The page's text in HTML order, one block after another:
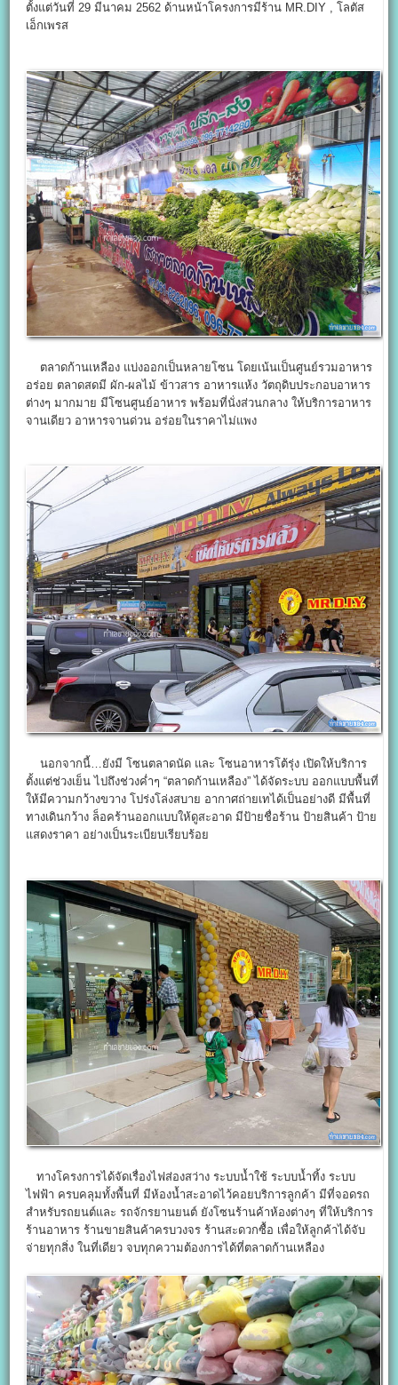
ตั้งแต่วันที่ 29 มีนาคม 2562 ด้านหน้าโครงการมีร้าน MR.DIY , โลตัส
เอ็กเพรส
ตลาดก้านเหลือง แบ่งออกเป็นหลายโซน โดยเน้นเป็นศูนย์รวมอาหาร
อร่อย ตลาดสดมี ผัก-ผลไม้ ข้าวสาร อาหารแห้ง วัตถุดิบประกอบอาหาร
ต่างๆ มากมาย มีโซนศูนย์อาหาร พร้อมที่นั่งส่วนกลาง ให้บริการอาหาร
จานเดียว อาหารจานด่วน อร่อยในราคาไม่แพง
นอกจากนี้…ยังมี โซนตลาดนัด และ โซนอาหารโต้รุ่ง เปิดให้บริการ
ตั้งแต่ช่วงเย็น ไปถึงช่วงค่ำๆ “ตลาดก้านเหลือง” ได้จัดระบบ ออกแบบพื้นที่
ให้มีความกว้างขวาง โปร่งโล่งสบาย อากาศถ่ายเทได้เป็นอย่างดี มีพื้นที่
ทางเดินกว้าง ล็อคร้านออกแบบให้ดูสะอาด มีป้ายชื่อร้าน ป้ายสินค้า ป้าย
แสดงราคา อย่างเป็นระเบียบเรียบร้อย
ทางโครงการได้จัดเรื่องไฟส่องสว่าง ระบบน้ำใช้ ระบบน้ำทิ้ง ระบบ
ไฟฟ้า ครบคลุมทั้งพื้นที่ มีห้องน้ำสะอาดไว้คอยบริการลูกค้า มีที่จอดรถ
สำหรับรถยนต์และ รถจักรยานยนต์ ยังโซนร้านค้าห้องต่างๆ ที่ให้บริการ
ร้านอาหาร ร้านขายสินค้าครบวงจร ร้านสะดวกซื้อ เพื่อให้ลูกค้าได้จับ
จ่ายทุกสิ่ง ในที่เดียว จบทุกความต้องการได้ที่ตลาดก้านเหลือง